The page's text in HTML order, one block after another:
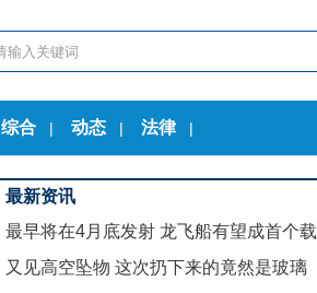
综合 | 动态 | 法律 |
最新资讯
最早将在4月底发射 龙飞船有望成首个载
人商业航天器
又见高空坠物 这次扔下来的竟然是玻璃